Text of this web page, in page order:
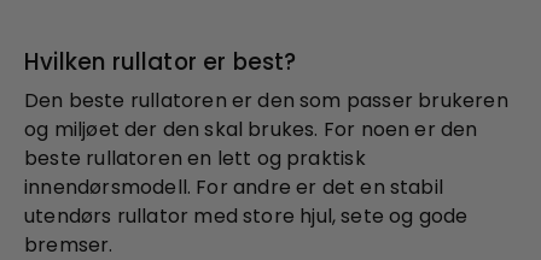
Hvilken rullator er best?
Den beste rullatoren er den som passer brukeren
og miljøet der den skal brukes. For noen er den
beste rullatoren en lett og praktisk
innendørsmodell. For andre er det en stabil
utendørs rullator med store hjul, sete og gode
bremser.